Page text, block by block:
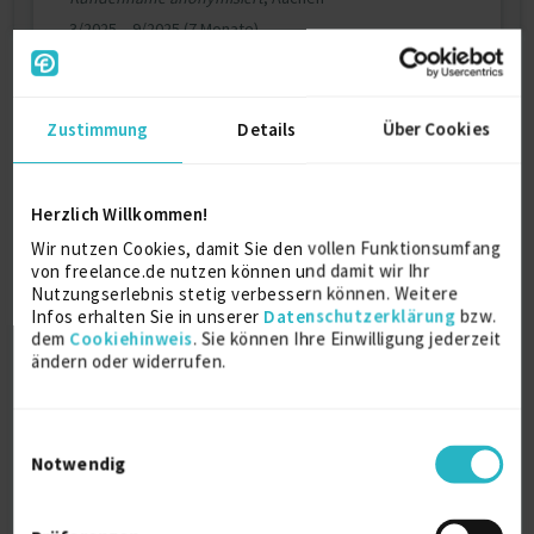
Zustimmung Details Über Cookies
Herzlich Willkommen!
Wir nutzen Cookies, damit Sie den vollen Funktionsumfang
von freelance.de nutzen können und damit wir Ihr
Nutzungserlebnis stetig verbessern können. Weitere
Infos erhalten Sie in unserer Datenschutzerklärung bzw.
dem Cookiehinweis. Sie können Ihre Einwilligung jederzeit
ändern oder widerrufen.
Notwendig
3/2025 – 9/2025 (7 Monate)
Weitere Projekt‐ & Berufserfahrung anzeigen
Zertifikate
Togaf 9.1 Certified
2016